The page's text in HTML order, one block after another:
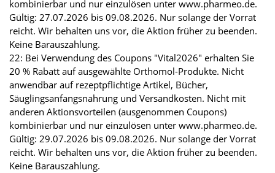
kombinierbar und nur einzulösen unter www.pharmeo.de.
Gültig: 27.07.2026 bis 09.08.2026. Nur solange der Vorrat
reicht. Wir behalten uns vor, die Aktion früher zu beenden.
Keine Barauszahlung.
22: Bei Verwendung des Coupons "Vital2026" erhalten Sie
20 % Rabatt auf ausgewählte Orthomol-Produkte. Nicht
anwendbar auf rezeptpflichtige Artikel, Bücher,
Säuglingsanfangsnahrung und Versandkosten. Nicht mit
anderen Aktionsvorteilen (ausgenommen Coupons)
kombinierbar und nur einzulösen unter www.pharmeo.de.
Gültig: 29.07.2026 bis 09.08.2026. Nur solange der Vorrat
reicht. Wir behalten uns vor, die Aktion früher zu beenden.
Keine Barauszahlung.